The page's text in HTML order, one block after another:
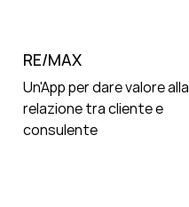
RE/MAX
Un'App per dare valore alla
relazione tra cliente e
consulente